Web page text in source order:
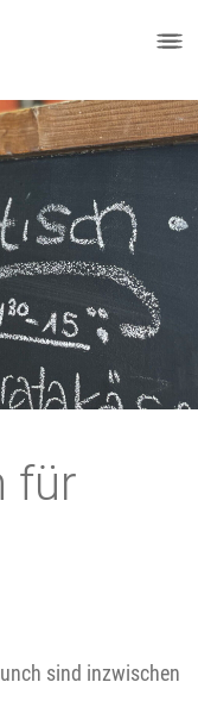
für
sind inzwischen